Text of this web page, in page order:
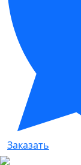
Заказать